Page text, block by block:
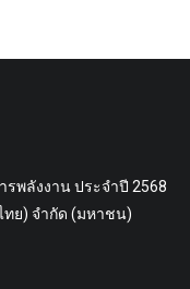
พลังงาน ประจำปี 2568
ทย) จำกัด (มหาชน)